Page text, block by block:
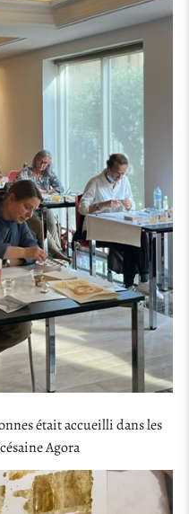
était accueilli dans les
Agora